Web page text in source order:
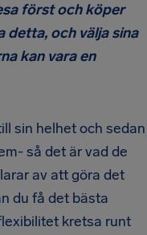
först och köper
detta, och välja sina
kan vara en
sin helhet och sedan
så det är vad de
av att göra det
du få det bästa
kretsa runt